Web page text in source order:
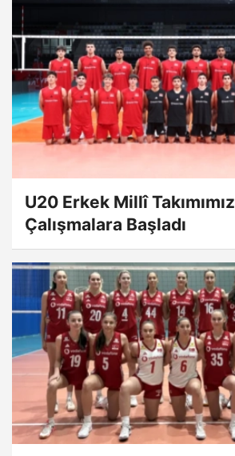
U20 Erkek Millî Takımımız
Çalışmalara Başladı